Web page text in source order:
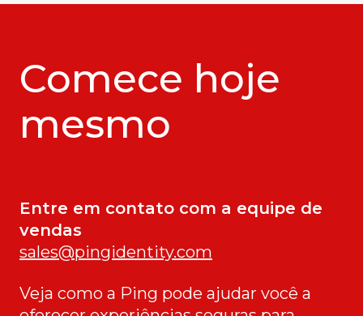
Comece hoje
mesmo
Entre em contato com a equipe de
vendas
sales@pingidentity.com
Veja como a Ping pode ajudar você a